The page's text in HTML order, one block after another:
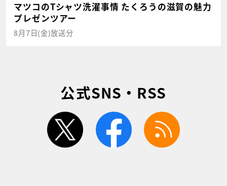
マツコのTシャツ洗濯事情 たくろうの滋賀の魅力
プレゼンツアー
8月7日(金)放送分
公式SNS・RSS
twitter facebook